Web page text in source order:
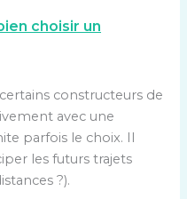
choisir un
constructeurs de
avec une
parfois le choix. Il
les futurs trajets
?).